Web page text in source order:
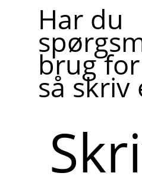
Har du
brug
så skriv
her